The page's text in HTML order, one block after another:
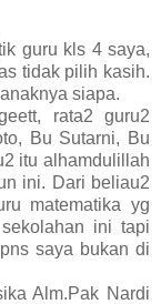
guru kls 4 saya,
tidak pilih kasih.
siapa.
rata2 guru2
Bu Sutarni, Bu
itu alhamdulillah
ini. Dari beliau2
matematika yg
ini tapi
saya bukan di
Alm.Pak Nardi